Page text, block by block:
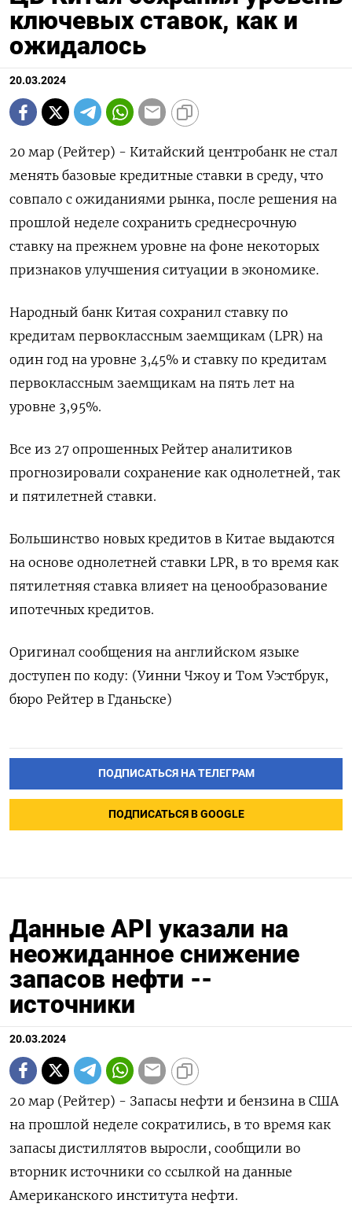
ключевых ставок, как и
ожидалось
20.03.2024
20 мар (Рейтер) - Китайский центробанк не стал
менять базовые кредитные ставки в среду, что
совпало с ожиданиями рынка, после решения на
прошлой неделе сохранить среднесрочную
ставку на прежнем уровне на фоне некоторых
признаков улучшения ситуации в экономике.
Народный банк Китая сохранил ставку по
кредитам первоклассным заемщикам (LPR) на
один год на уровне 3,45% и ставку по кредитам
первоклассным заемщикам на пять лет на
уровне 3,95%.
Все из 27 опрошенных Рейтер аналитиков
прогнозировали сохранение как однолетней, так
и пятилетней ставки.
Большинство новых кредитов в Китае выдаются
на основе однолетней ставки LPR, в то время как
пятилетняя ставка влияет на ценообразование
ипотечных кредитов.
Оригинал сообщения на английском языке
доступен по коду: (Уинни Чжоу и Том Уэстбрук,
бюро Рейтер в Гданьске)
ПОДПИСАТЬСЯ НА ТЕЛЕГРАМ
ПОДПИСАТЬСЯ В GOOGLE
Данные API указали на
неожиданное снижение
запасов нефти --
источники
20.03.2024
20 мар (Рейтер) - Запасы нефти и бензина в США
на прошлой неделе сократились, в то время как
запасы дистиллятов выросли, сообщили во
вторник источники со ссылкой на данные
Американского института нефти.